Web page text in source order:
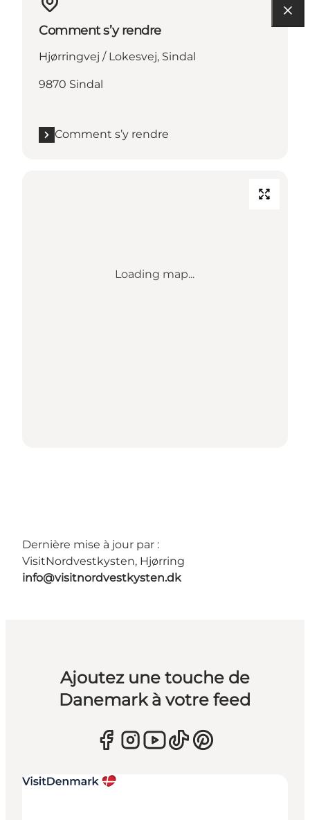
Comment s’y rendre
Hjørringvej / Lokesvej, Sindal
9870 Sindal
Comment s’y rendre
Loading map...
Dernière mise à jour par :
VisitNordvestkysten, Hjørring
info@visitnordvestkysten.dk
Ajoutez une touche de
Danemark à votre feed